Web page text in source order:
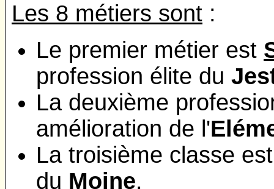
Les 8 métiers sont :
Le premier métier est
profession élite du
La deuxième
amélioration de l'
La troisième classe
du Moine.